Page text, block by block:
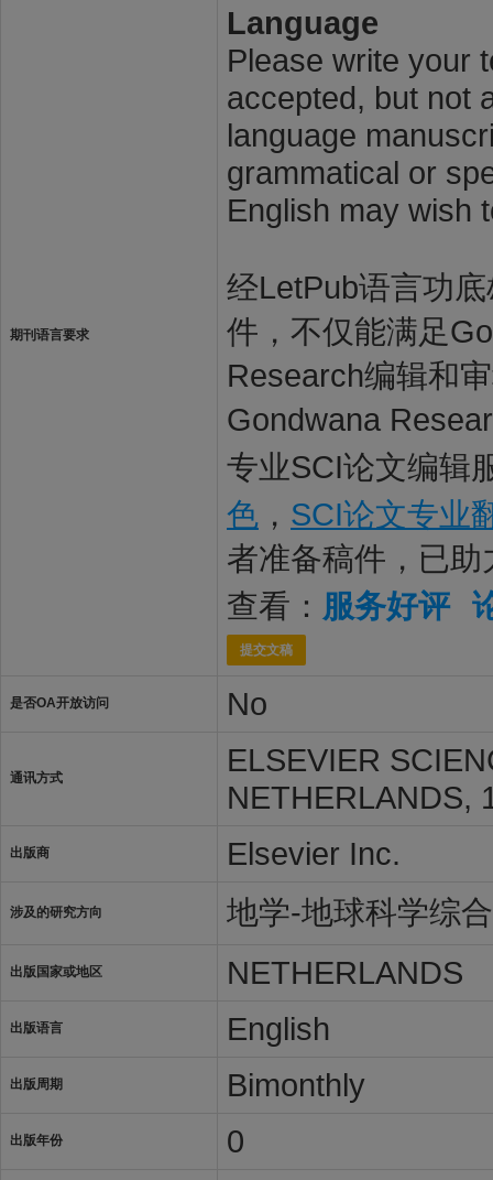
期刊语言要求
Language
Please write your
accepted, but not
language
grammatical or
English may wish
经LetPub语言功
件，不仅能满足
Research编辑和
Gondwana
专业SCI论文编辑
色 ， SCI论文专业
者准备稿件，已
查看： 服务好评
提交文稿
是否OA开放访问 No
通讯方式
ELSEVIER
NETHERLANDS,
出版商 Elsevier Inc.
涉及的研究方向 地学-地球科学综合
出版国家或地区 NETHERLANDS
出版语言 English
出版周期 Bimonthly
出版年份 0